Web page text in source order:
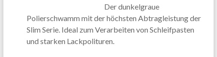
Der dunkelgraue
Polierschwamm mit der höchsten Abtragleistung der
Slim Serie. Ideal zum Verarbeiten von Schleifpasten
und starken Lackpolituren.